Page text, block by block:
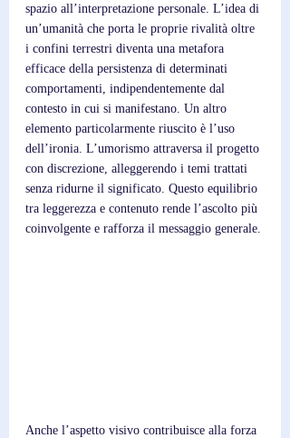
spazio all’interpretazione personale. L’idea di
un’umanità che porta le proprie rivalità oltre
i confini terrestri diventa una metafora
efficace della persistenza di determinati
comportamenti, indipendentemente dal
contesto in cui si manifestano. Un altro
elemento particolarmente riuscito è l’uso
dell’ironia. L’umorismo attraversa il progetto
con discrezione, alleggerendo i temi trattati
senza ridurne il significato. Questo equilibrio
tra leggerezza e contenuto rende l’ascolto più
coinvolgente e rafforza il messaggio generale.
Anche l’aspetto visivo contribuisce alla forza